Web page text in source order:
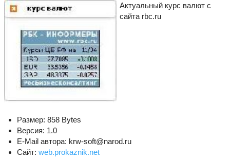
Актуальный курс валют с
сайта rbc.ru
Размер: 858 Bytes
Версия: 1.0
E-Mail автора: krw-soft@narod.ru
Сайт: web.prokaznik.net